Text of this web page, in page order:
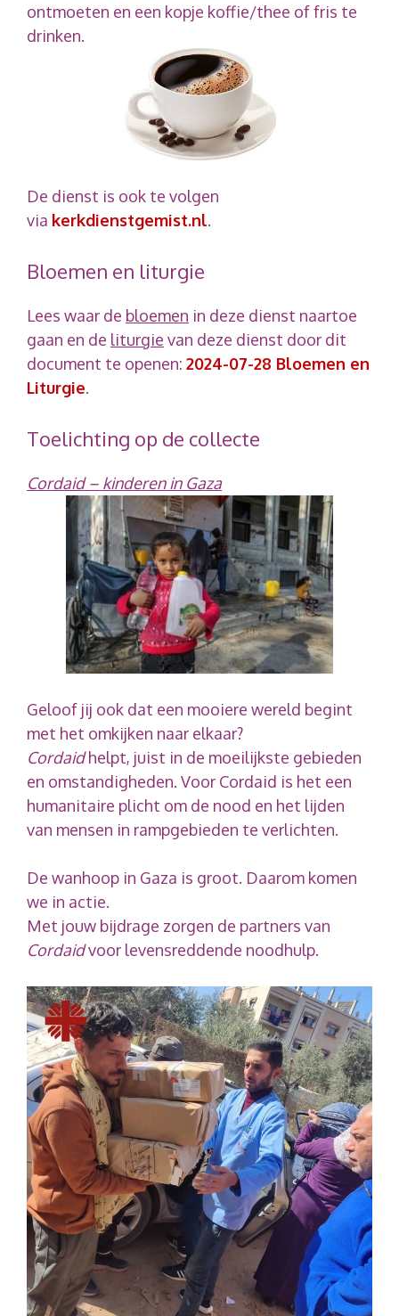
ontmoeten en een kopje koffie/thee of fris te
drinken.
De dienst is ook te volgen
via kerkdienstgemist.nl.
Bloemen en liturgie
Lees waar de bloemen in deze dienst naartoe
gaan en de liturgie van deze dienst door dit
document te openen: 2024-07-28 Bloemen en
Liturgie.
Toelichting op de collecte
Cordaid – kinderen in Gaza
Geloof jij ook dat een mooiere wereld begint
met het omkijken naar elkaar?
Cordaidhelpt, juist in de moeilijkste gebieden
en omstandigheden. Voor Cordaid is het een
humanitaire plicht om de nood en het lijden
van mensen in rampgebieden te verlichten.
De wanhoop in Gaza is groot. Daarom komen
we in actie.
Met jouw bijdrage zorgen de partners van
Cordaidvoor levensreddende noodhulp.